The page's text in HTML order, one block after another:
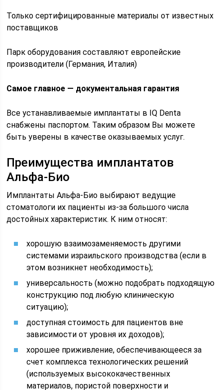
Только сертифицированные материалы от известных
поставщиков
Парк оборудования составляют европейские
производители (Германия, Италия)
Самое главное — документальная гарантия
Все устанавливаемые имплантаты в IQ Denta
снабжены паспортом. Таким образом Вы можете
быть уверены в качестве оказываемых услуг.
Преимущества имплантатов
Альфа-Био
Имплантаты Альфа-Био выбирают ведущие
стоматологи их пациенты из-за большого числа
достойных характеристик. К ним относят:
хорошую взаимозаменяемость другими
системами израильского производства (если в
этом возникнет необходимость);
универсальность (можно подобрать подходящую
конструкцию под любую клиническую
ситуацию);
доступная стоимость для пациентов вне
зависимости от уровня их доходов);
хорошее приживление, обеспечивающееся за
счет комплекса технологических решений
(используемых высококачественных
материалов, пористой поверхности и